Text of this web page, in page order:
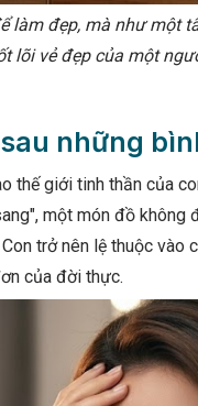
làm đẹp, mà như một
lõi vẻ đẹp của một
những
thế giới tinh thần của
một món đồ không
trở nên lệ thuộc vào
của đời thực.